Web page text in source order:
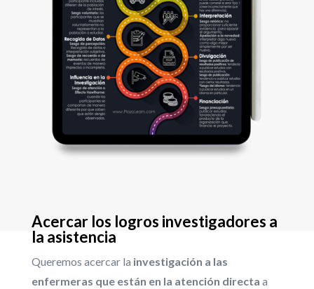
Acercar los logros investigadores a
la asistencia
Queremos acercar la investigación a las
enfermeras que están en la atención directa a